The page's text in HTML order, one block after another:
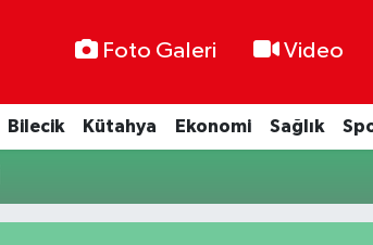
Foto Galeri Video
Bilecik Kütahya Ekonomi Sağlık